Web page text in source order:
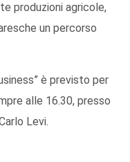
produzioni agricole,
un percorso
è previsto per
alle 16.30, presso
Levi.